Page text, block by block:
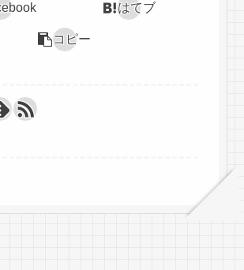
はてブ
コピー